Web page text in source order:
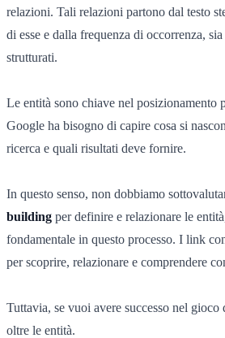
relazioni. Tali relazioni partono dal testo
di esse e dalla frequenza di occorrenza,
strutturati.
Le entità sono chiave nel posizionamento
Google ha bisogno di capire cosa si
ricerca e quali risultati deve fornire.
In questo senso, non dobbiamo
building per definire e relazionare le
fondamentale in questo processo. I link
per scoprire, relazionare e comprendere
Tuttavia, se vuoi avere successo nel
oltre le entità.